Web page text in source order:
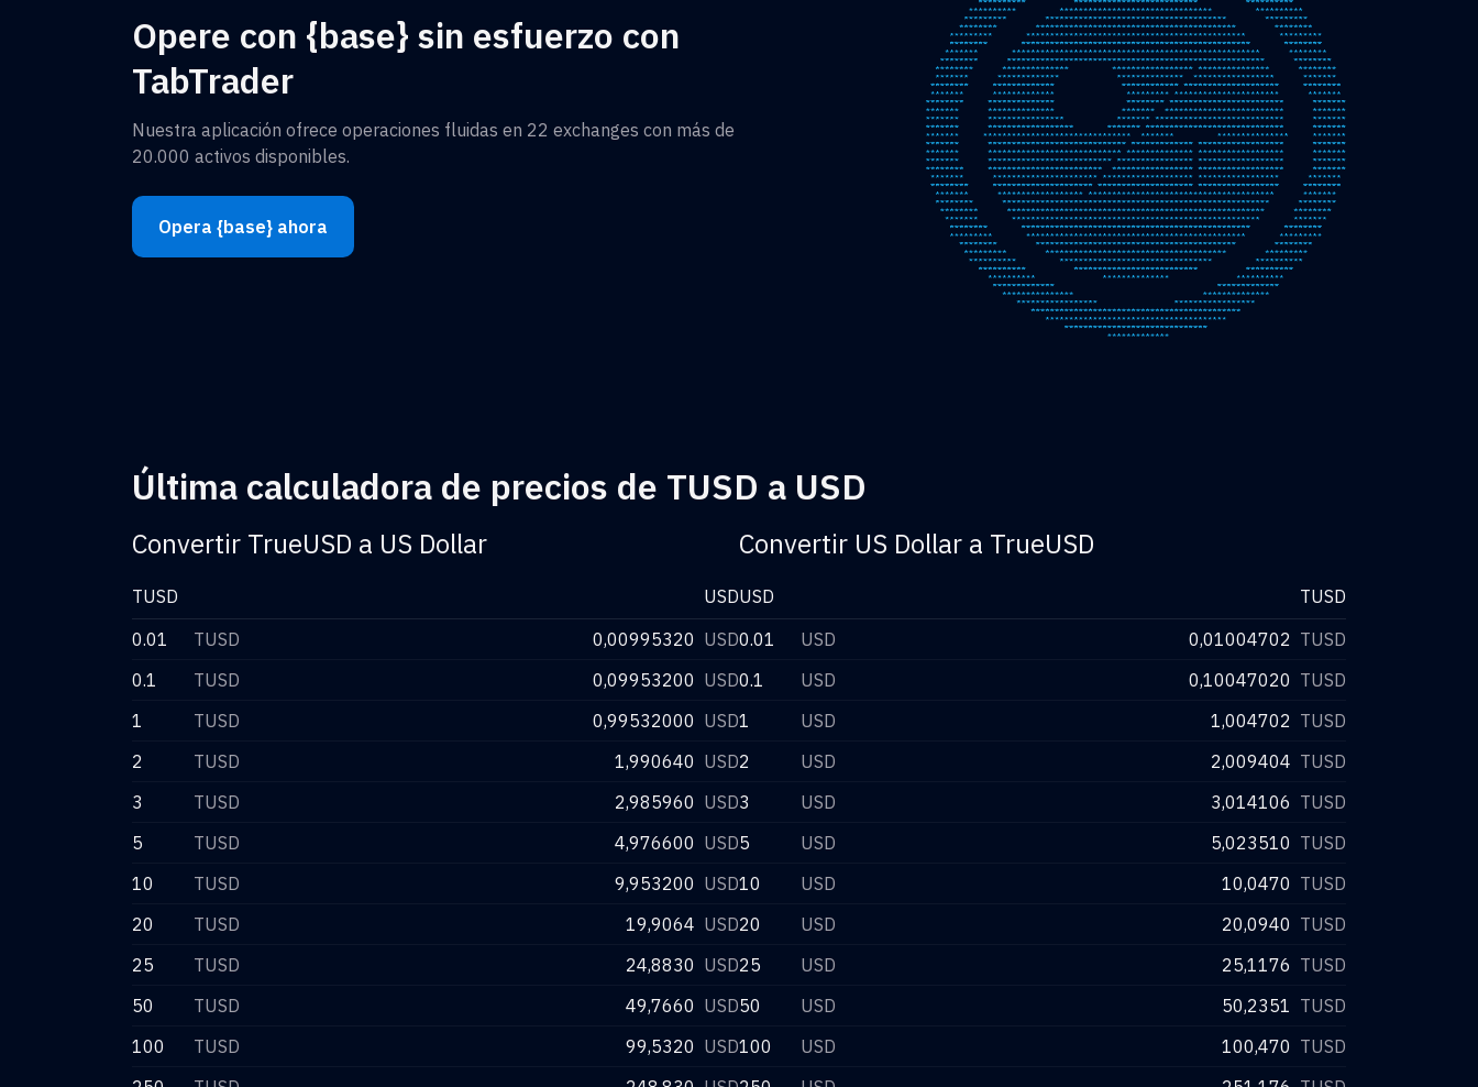
Opere con {base} sin esfuerzo con
TabTrader
Nuestra aplicación ofrece operaciones fluidas en 22 exchanges con más de
20.000 activos disponibles.
Opera {base} ahora
Última calculadora de precios de TUSD a USD
Convertir TrueUSD a US Dollar
TUSD
USD
0.01
TUSD 0,00995320 USD
0.1
TUSD 0,09953200 USD
1
TUSD 0,99532000 USD
2
TUSD 1,990640 USD
3
TUSD 2,985960 USD
5
TUSD 4,976600 USD
10
TUSD 9,953200 USD
20
TUSD 19,9064 USD
25
TUSD 24,8830 USD
50
TUSD 49,7660 USD
100
TUSD 99,5320 USD
Convertir US Dollar a TrueUSD
USD
TUSD
0.01
USD 0,01004702 TUSD
0.1
USD 0,10047020 TUSD
1
USD 1,004702 TUSD
2
USD 2,009404 TUSD
3
USD 3,014106 TUSD
5
USD 5,023510 TUSD
10
USD 10,0470 TUSD
20
USD 20,0940 TUSD
25
USD 25,1176 TUSD
50
USD 50,2351 TUSD
100
USD 100,470 TUSD